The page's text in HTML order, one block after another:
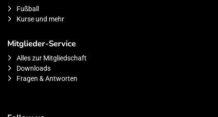
Fußball
Kurse und mehr
Mitglieder-Service
Alles zur Mitgliedschaft
Downloads
Fragen & Antworten